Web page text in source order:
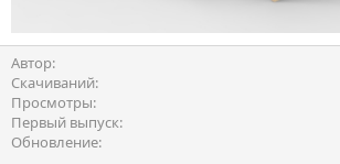
Автор
Скачиваний
Просмотры
Первый выпуск
Обновление